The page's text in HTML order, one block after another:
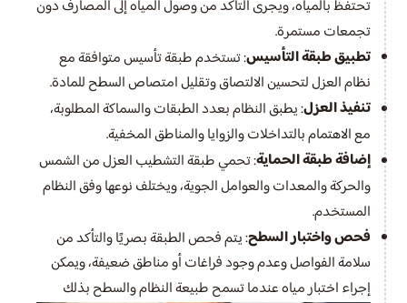
تحتفظ بالمياه، ويجرى التأكد من وصول المياه إلى المصارف دون
تجمعات مستمرة.
تطبيق طبقة التأسيس: تستخدم طبقة تأسيس متوافقة مع
نظام العزل لتحسين الالتصاق وتقليل امتصاص السطح للمادة.
تنفيذ العزل: يطبق النظام بعدد الطبقات والسماكة المطلوبة،
مع الاهتمام بالتداخلات والزوايا والمناطق المخفية.
إضافة طبقة الحماية: تحمي طبقة التشطيب العزل من الشمس
والحركة والمعدات والعوامل الجوية، ويختلف نوعها وفق النظام
المستخدم.
فحص واختبار السطح: يتم فحص الطبقة بصريًا والتأكد من
سلامة الفواصل وعدم وجود فراغات أو مناطق ضعيفة، ويمكن
إجراء اختبار مياه عندما تسمح طبيعة النظام والسطح بذلك